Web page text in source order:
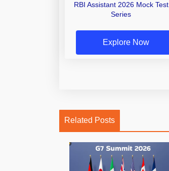
RBI Assistant 2026 Mock Test
Series
Explore Now
Related Posts